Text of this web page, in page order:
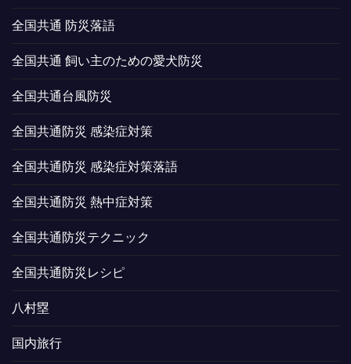
全国共通 防災落語
全国共通 飼い主のための愛犬防災
全国共通台風防災
全国共通防災 感染症対策
全国共通防災 感染症対策落語
全国共通防災 熱中症対策
全国共通防災テクニック
全国共通防災レシピ
八村塁
国内旅行